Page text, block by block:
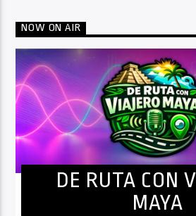
NOW ON AIR
DE RUTA CON
MAYA